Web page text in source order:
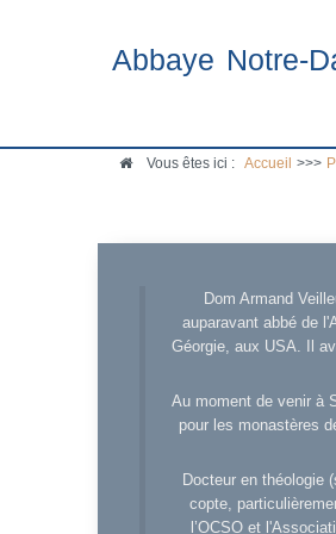
Abbaye Notre-
Vous êtes ici : Accueil >>>
Dom Armand
auparavant abbé de
Géorgie, aux USA. Il
Au moment de venir à
pour les monastères
Docteur en théologie
copte,
l’OCSO et